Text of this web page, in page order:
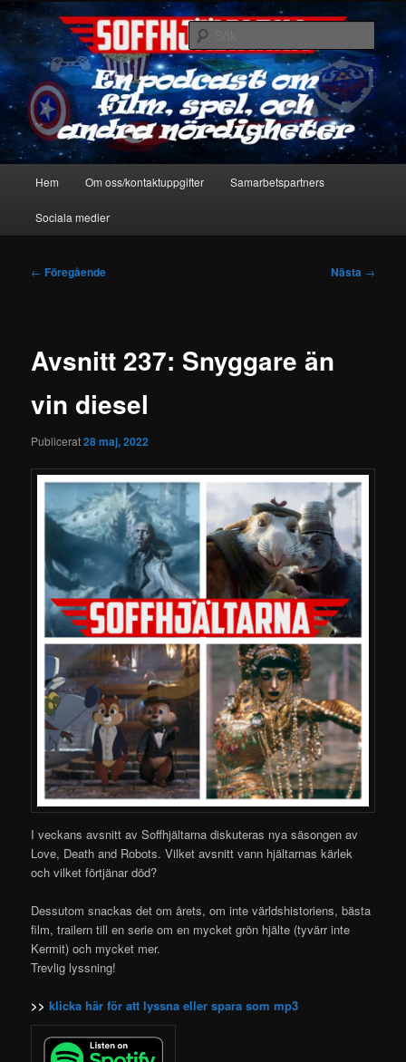
Hoppa
primärt
innehållSoffhjältarna
En podcast om film, spel & andra nördigheter
Sök
Hem Om oss/kontaktuppgifter Samarbetspartners
Sociala medier
Inläggsnavigering
← Föregående Nästa →
Avsnitt 237: Snyggare än
vin diesel
Publicerat28 maj, 2022
I veckans avsnitt av Soffhjältarna diskuteras nya säsongen av
Love, Death and Robots. Vilket avsnitt vann hjältarnas kärlek
och vilket förtjänar död?
Dessutom snackas det om årets, om inte världshistoriens, bästa
film, trailern till en serie om en mycket grön hjälte (tyvärr inte
Kermit) och mycket mer.
Trevlig lyssning!
>>klicka här för att lyssna eller spara som mp3